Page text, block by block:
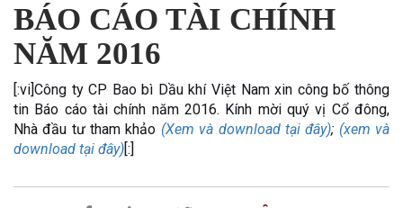
BÁO CÁO TÀI CHÍNH
NĂM 2016
[:vi]Công ty CP Bao bì Dầu khí Việt Nam xin công bố thông
tin Báo cáo tài chính năm 2016. Kính mời quý vị Cổ đông,
Nhà đầu tư tham khảo (Xem và download tại đây); (xem và
download tại đây)[:]